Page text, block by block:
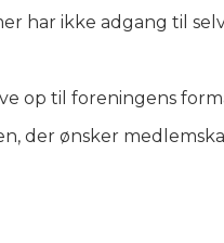
har ikke adgang til
op til foreningens
der ønsker